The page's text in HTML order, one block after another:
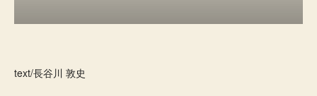
text/長谷川 敦史